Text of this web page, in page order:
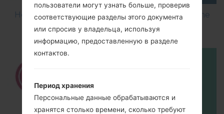
How to Flash Stock Firmware on LG Smartphone
using LG Flash Tool 2014?
пользователи могут узнать больше, проверив
соответствующие разделы этого документа
или спросив у владельца, используя
информацию, предоставленную в разделе
контактов.
Период хранения
Персональные данные обрабатываются и
хранятся столько времени, сколько требуют